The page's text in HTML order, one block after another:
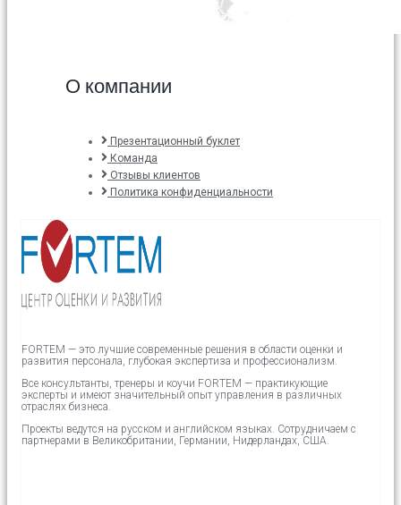
О компании
Презентационный буклет
Команда
Отзывы клиентов
Политика конфиденциальности
FORTEM — это лучшие современные решения в области оценки и
развития персонала, глубокая экспертиза и профессионализм.
Все консультанты, тренеры и коучи FORTEM — практикующие
эксперты и имеют значительный опыт управления в различных
отраслях бизнеса.
Проекты ведутся на русском и английском языках. Сотрудничаем с
партнерами в Великобритании, Германии, Нидерландах, США.